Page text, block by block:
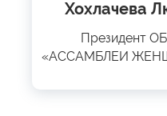
Хохлачева
Президент
«АССАМБЛЕИ